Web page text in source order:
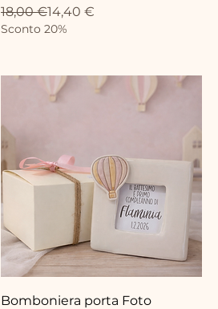
Prix original
18,00 €
Prix promotionnel
14,40 €
Sconto 20%
Bomboniera porta Foto